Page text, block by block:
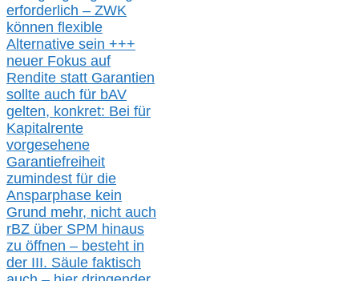
erforderlich – ZWK
können flexible
Alternative sein +++
neuer Fokus auf
Rendite statt Garantien
sollte auch für bAV
gelten, konkret: Bei für
Kapitalrente
vorgesehene
Garantiefreiheit
zumindest für die
Ansparphase kein
Grund mehr, nicht auch
rBZ über SPM hinaus
zu öffnen – besteht in
der III. Säule faktisch